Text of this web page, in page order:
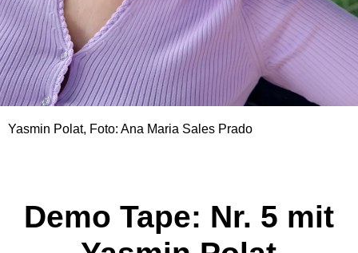
Yasmin Polat, Foto: Ana Maria Sales Prado
Demo Tape: Nr. 5 mit